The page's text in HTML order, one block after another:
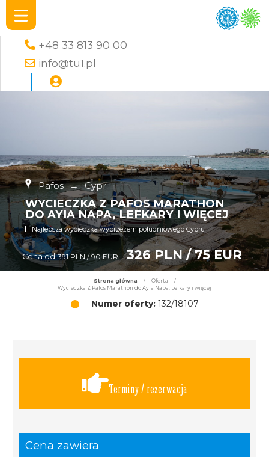
+48 33 813 90 00
info@tu1.pl
Pafos → Cypr
WYCIECZKA Z PAFOS MARATHON
DO AYIA NAPA, LEFKARY I WIĘCEJ
Najlepsza wycieczka wybrzeżem południowego Cypru
Cena od 391 PLN / 90 EUR 326 PLN / 75 EUR
Strona główna / Oferta
/
Wycieczka Z Pafos Marathon do Ayia Napa, Lefkary i więcej
Numer oferty:132/18107
Terminy / rezerwacja
Cena zawiera